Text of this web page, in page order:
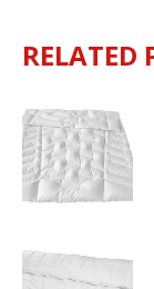
RELATED